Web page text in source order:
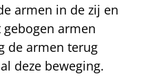
armen in de zij en
armen
de armen terug
deze beweging.